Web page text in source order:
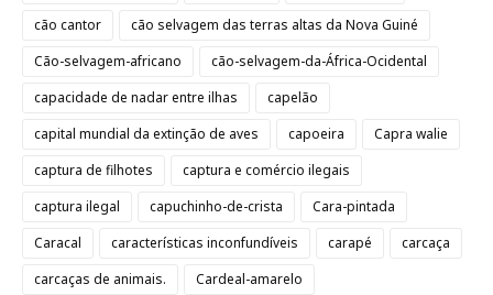
cão cantor
cão selvagem das terras altas da Nova Guiné
Cão-selvagem-africano
cão-selvagem-da-África-Ocidental
capacidade de nadar entre ilhas
capelão
capital mundial da extinção de aves
capoeira
Capra walie
captura de filhotes
captura e comércio ilegais
captura ilegal
capuchinho-de-crista
Cara-pintada
Caracal
características inconfundíveis carapé
carcaça
carcaças de animais.
Cardeal-amarelo